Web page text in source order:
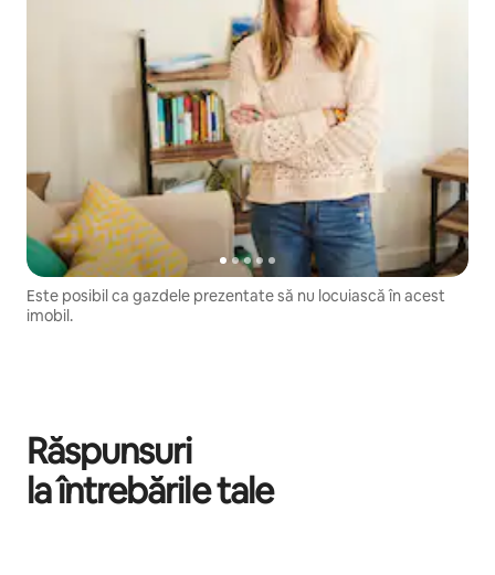
Este posibil ca gazdele prezentate să nu locuiască în acest
imobil.
Răspunsuri
la întrebările tale